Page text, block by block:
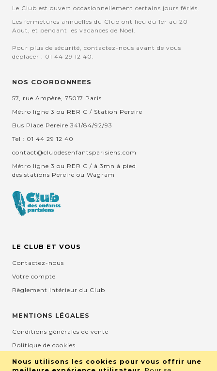
Nous utilisons les cookies pour vous offrir une
Le Club est ouvert occasionnellement certains jours fériés.
Les fermetures annuelles du Club ont lieu du 1er au 20
Aout, et pendant les vacances de Noel.
Pour plus de sécurité, contactez-nous avant de vous
déplacer : 01 44 29 12 40.
NOS COORDONNEES
57, rue Ampère, 75017 Paris
Métro ligne 3 ou RER C / Station Pereire
Bus Place Pereire 341/84/92/93
Tel : 01 44 29 12 40
contact@clubdesenfantsparisiens.com
Métro ligne 3 ou RER C / à 3mn à pied
des stations Pereire ou Wagram
LE CLUB ET VOUS
Contactez-nous
Votre compte
Règlement intérieur du Club
MENTIONS LÉGALES
Conditions générales de vente
Politique de cookies
Mentions légales et CGU